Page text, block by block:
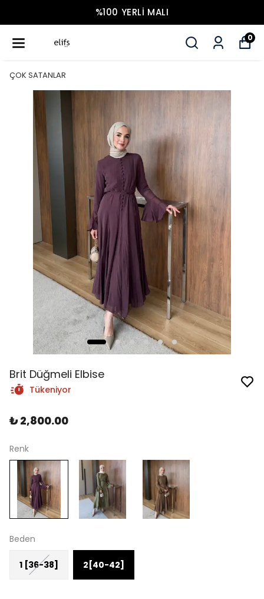
%100 YERLI MALI
0
ÇOK SATANLAR
Brit Düğmeli Elbise
Tükeniyor
₺ 2,800.00
Renk
Beden
1 [36-38] 2[40-42]